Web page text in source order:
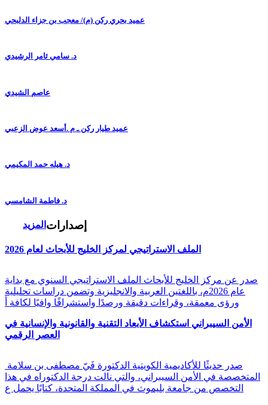
عميد بحري ركن (م)/ معجب بن جزاء الدلبحي
د. سامي ثامر الرشيدي
عاصم الشيدي
عميد طيار ركن ـ م .أسعد عوض الزعبي
د. هيله حمد المكيمي
د. فاطمة الشامسي
المزيد إصدارات
الملف الاستراتيجي لمركز الخليج للأبحاث لعام 2026
صدر عن مركز الخليج للأبحاث الملف الاستراتيجي السنوي مع بداية
عام 2026م، باللغتين العربية والانجليزية وتضمن دراسات تحليلية
ورؤى معمقة، وقراءات دقيقة ورصدًا واستشرافًا وافيًا لكافة أ
الأمن السيبراني استكشاف الأبعاد التقنية والقانونية والإنسانية في
العصر الرقمي
المتخصصة في الأمن السيبراني، والتي نالت درجة الدكتوراه في هذا
التخصص من جامعة بليموث في المملكة المتحدة، كتابًا يحمل ع